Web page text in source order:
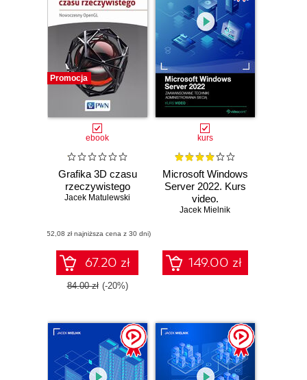
Promocja
ebook
Grafika 3D czasu
rzeczywistego
Jacek Matulewski
(52,08 zł najniższa cena z 30 dni)
67.20 zł
84.00 zł (-20%)
kurs
Microsoft Windows
Server 2022. Kurs
video.
Zaawansowane
siecią
Jacek Mielnik
149.00 zł